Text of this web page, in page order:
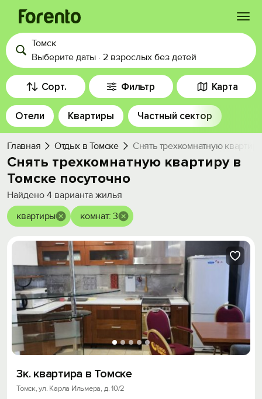
Войти
Избранное
История просмотра
Добавить свой объект
Томск
Выберите даты · 2 взрослых без детей
Сорт. Фильтр Карта
Отели Квартиры Частный сектор
Главная Отдых в Томске Снять трехкомнатную
Снять трехкомнатную квартиру в
Томске посуточно
Найдено 4 варианта жилья
квартиры
комнат: 3
3к. квартира в Томске
Томск, ул. Карла Ильмера, д. 10/2